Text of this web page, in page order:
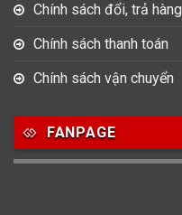
Chính sách đổi, trả hàng
Chính sách thanh toán
Chính sách vận chuyển
FANPAGE